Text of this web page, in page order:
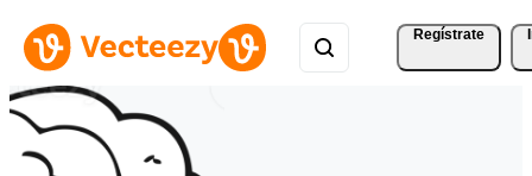
Regístrate